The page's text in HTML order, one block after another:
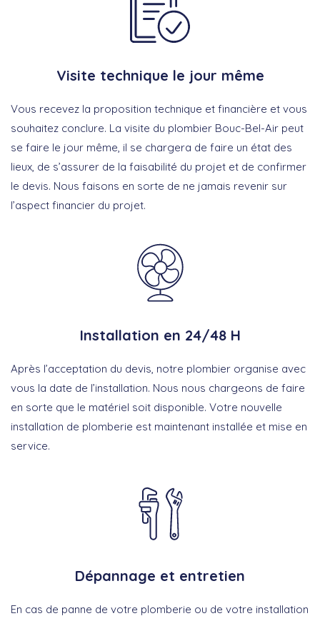
Visite technique le jour même
Vous recevez la proposition technique et financière et vous
souhaitez conclure. La visite du plombier Bouc-Bel-Air peut
se faire le jour même, il se chargera de faire un état des
lieux, de s’assurer de la faisabilité du projet et de confirmer
le devis. Nous faisons en sorte de ne jamais revenir sur
l’aspect financier du projet.
Installation en 24/48 H
Après l’acceptation du devis, notre plombier organise avec
vous la date de l’installation. Nous nous chargeons de faire
en sorte que le matériel soit disponible. Votre nouvelle
installation de plomberie est maintenant installée et mise en
service.
Dépannage et entretien
En cas de panne de votre plomberie ou de votre installation